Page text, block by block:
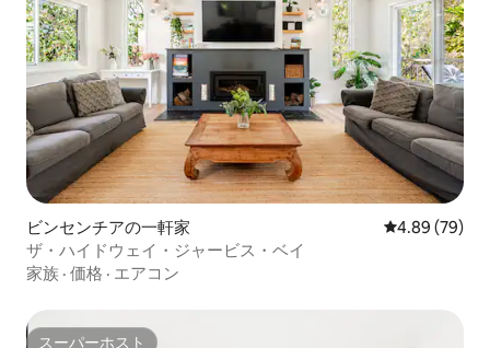
ビンセンチアの一軒家 レビュー79
4.89 (79)
ザ・ハイドウェイ・ジャービス・ベイ
家族 · 価格 · エアコン
スーパーホスト